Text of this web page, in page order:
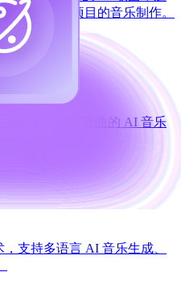
其他创意项目的音乐制作。
示词创作完整歌曲的 AI 音乐
音频效果。
，支持多语言 AI 音乐生成、